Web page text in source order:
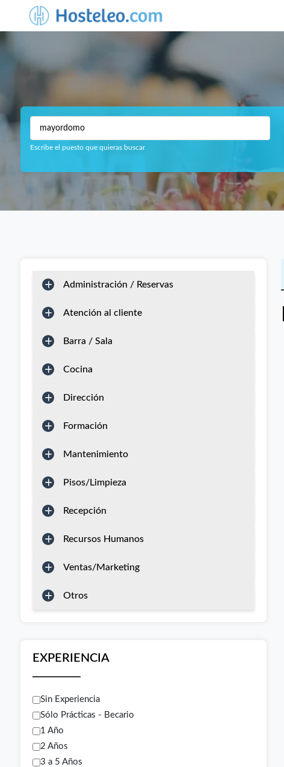
Escribe el puesto que quieras buscar
Administración / Reservas
Atención al cliente
Barra / Sala
Cocina
Dirección
Formación
Mantenimiento
Pisos/Limpieza
Recepción
Recursos Humanos
Ventas/Marketing
Otros
EXPERIENCIA
Sin Experiencia
Sólo Prácticas - Becario
1 Año
2 Años
3 a 5 Años